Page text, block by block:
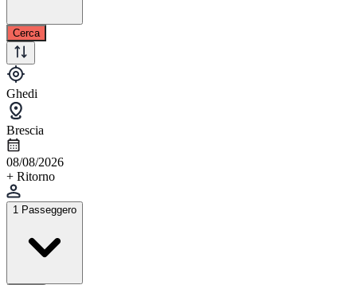
Cerca
Ghedi
Brescia
08/08/2026
+ Ritorno
1 Passeggero